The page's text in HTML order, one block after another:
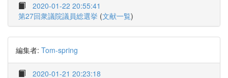
2020-01-22 20:55:41
第27回衆議院議員総選挙 (文献一覧)
編集者: Tom-spring
2020-01-21 20:23:18